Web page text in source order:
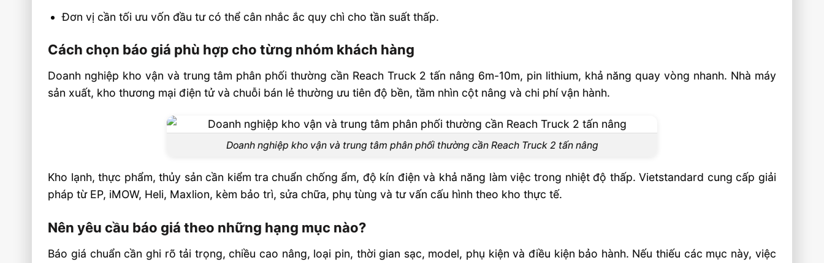
Đơn vị cần tối ưu vốn đầu tư có thể cân nhắc ắc quy chì cho tần suất thấp.
Cách chọn báo giá phù hợp cho từng nhóm khách hàng
Doanh nghiệp kho vận và trung tâm phân phối thường cần Reach Truck 2 tấn nâng 6m-10m, pin lithium, khả năng quay vòng nhanh. Nhà máy
sản xuất, kho thương mại điện tử và chuỗi bán lẻ thường ưu tiên độ bền, tầm nhìn cột nâng và chi phí vận hành.
Doanh nghiệp kho vận và trung tâm phân phối thường cần Reach Truck 2 tấn nâng
Kho lạnh, thực phẩm, thủy sản cần kiểm tra chuẩn chống ẩm, độ kín điện và khả năng làm việc trong nhiệt độ thấp. Vietstandard cung cấp giải
pháp từ EP, iMOW, Heli, Maxlion, kèm bảo trì, sửa chữa, phụ tùng và tư vấn cấu hình theo kho thực tế.
Nên yêu cầu báo giá theo những hạng mục nào?
Báo giá chuẩn cần ghi rõ tải trọng, chiều cao nâng, loại pin, thời gian sạc, model, phụ kiện và điều kiện bảo hành. Nếu thiếu các mục này, việc